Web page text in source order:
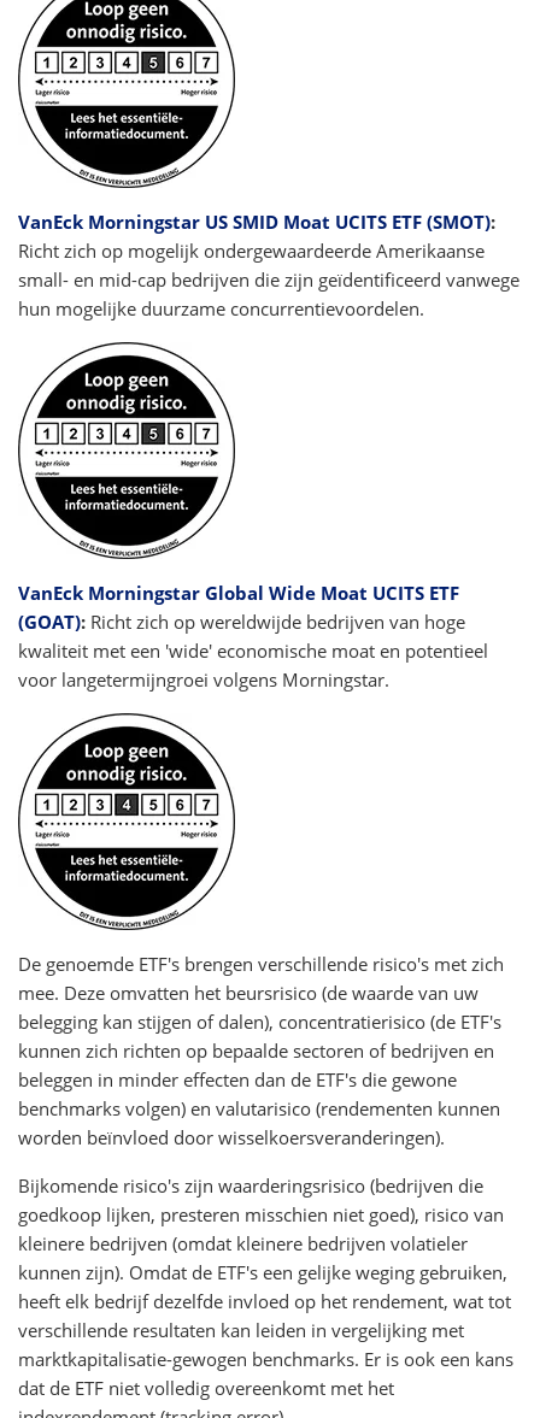
VanEck Morningstar US SMID Moat UCITS ETF (SMOT):
Richt zich op mogelijk ondergewaardeerde Amerikaanse
small- en mid-cap bedrijven die zijn geïdentificeerd vanwege
hun mogelijke duurzame concurrentievoordelen.
VanEck Morningstar Global Wide Moat UCITS ETF
(GOAT): Richt zich op wereldwijde bedrijven van hoge
kwaliteit met een 'wide' economische moat en potentieel
voor langetermijngroei volgens Morningstar.
De genoemde ETF's brengen verschillende risico's met zich
mee. Deze omvatten het beursrisico (de waarde van uw
belegging kan stijgen of dalen), concentratierisico (de ETF's
kunnen zich richten op bepaalde sectoren of bedrijven en
beleggen in minder effecten dan de ETF's die gewone
benchmarks volgen) en valutarisico (rendementen kunnen
worden beïnvloed door wisselkoersveranderingen).
Bijkomende risico's zijn waarderingsrisico (bedrijven die
goedkoop lijken, presteren misschien niet goed), risico van
kleinere bedrijven (omdat kleinere bedrijven volatieler
kunnen zijn). Omdat de ETF's een gelijke weging gebruiken,
heeft elk bedrijf dezelfde invloed op het rendement, wat tot
verschillende resultaten kan leiden in vergelijking met
marktkapitalisatie-gewogen benchmarks. Er is ook een kans
dat de ETF niet volledig overeenkomt met het